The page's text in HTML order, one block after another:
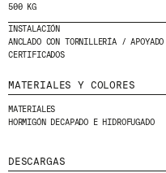
500 KG
INSTALACIÓN
ANCLADO CON TORNILLERÍA /
CERTIFICADOS
MATERIALES Y COLORES
MATERIALES
HORMIGÓN DECAPADO E HIDROFUGADO
DESCARGAS
DESCARGAS
ENTÉRATE DE NUESTRAS
SUSCRIBIÉNDOTE A